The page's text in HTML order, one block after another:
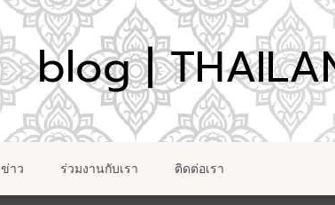
ข่าว ร่วมงานกับเรา ติดต่อเรา